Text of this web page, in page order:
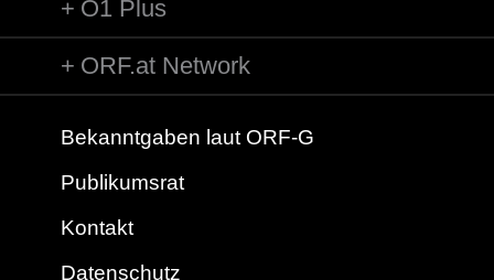
Ö1 Plus
ORF.at Network
Bekanntgaben laut ORF-G
Publikumsrat
Kontakt
Datenschutz